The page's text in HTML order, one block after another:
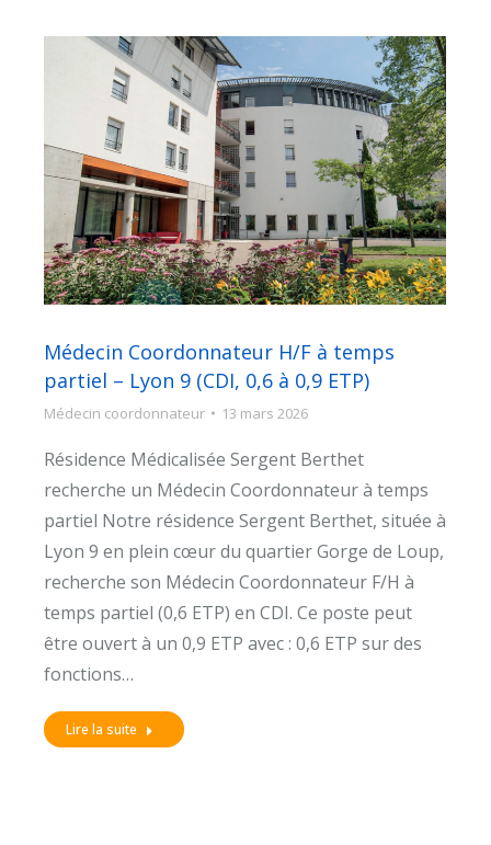
Médecin Coordonnateur H/F à temps
partiel – Lyon 9 (CDI, 0,6 à 0,9 ETP)
Médecin coordonnateur 13 mars 2026
Résidence Médicalisée Sergent Berthet
recherche un Médecin Coordonnateur à temps
partiel Notre résidence Sergent Berthet, située à
Lyon 9 en plein cœur du quartier Gorge de Loup,
recherche son Médecin Coordonnateur F/H à
temps partiel (0,6 ETP) en CDI. Ce poste peut
être ouvert à un 0,9 ETP avec : 0,6 ETP sur des
fonctions…
Lire la suite